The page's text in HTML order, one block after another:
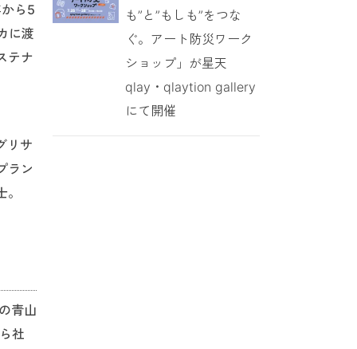
ら5
に渡
テナ
リサ
ラン
青山
社
も”と”もしも”をつな
ぐ。アート防災ワーク
ショップ」が星天
qlay・qlaytion gallery
にて開催